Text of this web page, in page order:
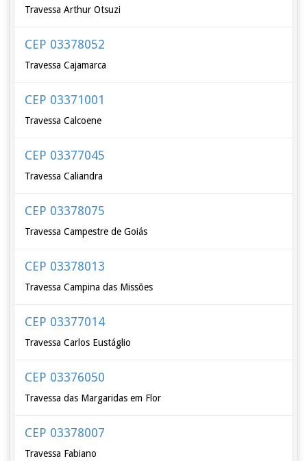
Travessa Arthur Otsuzi
CEP 03378052
Travessa Cajamarca
CEP 03371001
Travessa Calcoene
CEP 03377045
Travessa Caliandra
CEP 03378075
Travessa Campestre de Goiás
CEP 03378013
Travessa Campina das Missões
CEP 03377014
Travessa Carlos Eustáglio
CEP 03376050
Travessa das Margaridas em Flor
CEP 03378007
Travessa Fabiano